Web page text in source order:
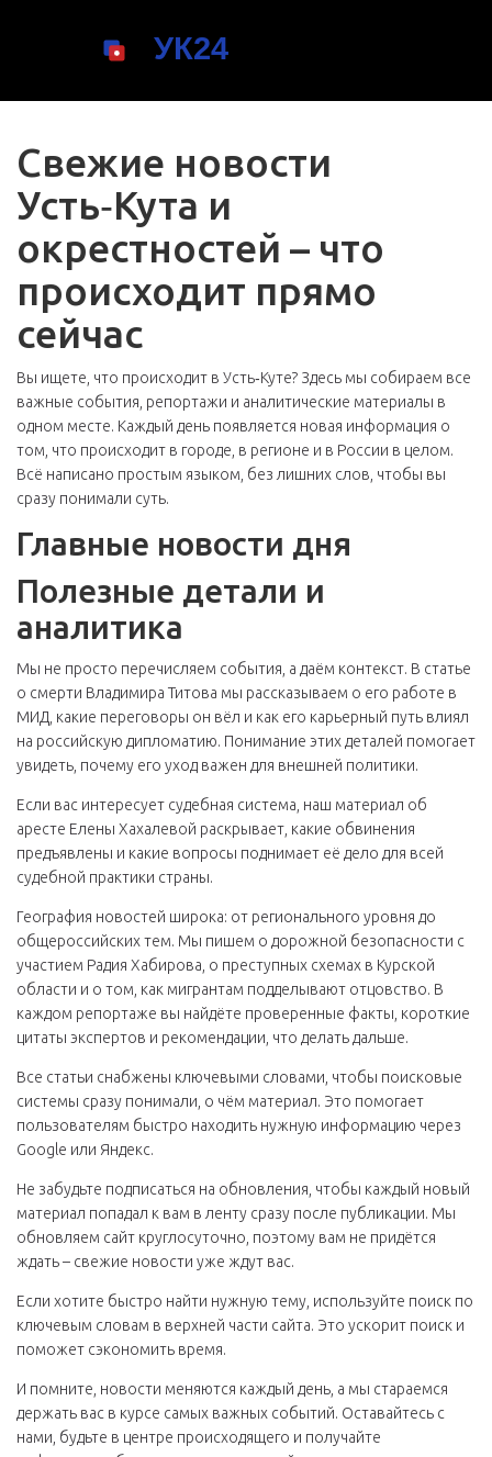
Свежие новости
Усть‑Кута и
окрестностей – что
происходит прямо
сейчас
Вы ищете, что происходит в Усть‑Куте? Здесь мы собираем все
важные события, репортажи и аналитические материалы в
одном месте. Каждый день появляется новая информация о
том, что происходит в городе, в регионе и в России в целом.
Всё написано простым языком, без лишних слов, чтобы вы
сразу понимали суть.
Главные новости дня
Полезные детали и
аналитика
Мы не просто перечисляем события, а даём контекст. В статье
о смерти Владимира Титова мы рассказываем о его работе в
МИД, какие переговоры он вёл и как его карьерный путь влиял
на российскую дипломатию. Понимание этих деталей помогает
увидеть, почему его уход важен для внешней политики.
Если вас интересует судебная система, наш материал об
аресте Елены Хахалевой раскрывает, какие обвинения
предъявлены и какие вопросы поднимает её дело для всей
судебной практики страны.
География новостей широка: от регионального уровня до
общероссийских тем. Мы пишем о дорожной безопасности с
участием Радия Хабирова, о преступных схемах в Курской
области и о том, как мигрантам подделывают отцовство. В
каждом репортаже вы найдёте проверенные факты, короткие
цитаты экспертов и рекомендации, что делать дальше.
Все статьи снабжены ключевыми словами, чтобы поисковые
системы сразу понимали, о чём материал. Это помогает
пользователям быстро находить нужную информацию через
Google или Яндекс.
Не забудьте подписаться на обновления, чтобы каждый новый
материал попадал к вам в ленту сразу после публикации. Мы
обновляем сайт круглосуточно, поэтому вам не придётся
ждать – свежие новости уже ждут вас.
Если хотите быстро найти нужную тему, используйте поиск по
ключевым словам в верхней части сайта. Это ускорит поиск и
поможет сэкономить время.
И помните, новости меняются каждый день, а мы стараемся
держать вас в курсе самых важных событий. Оставайтесь с
нами, будьте в центре происходящего и получайте